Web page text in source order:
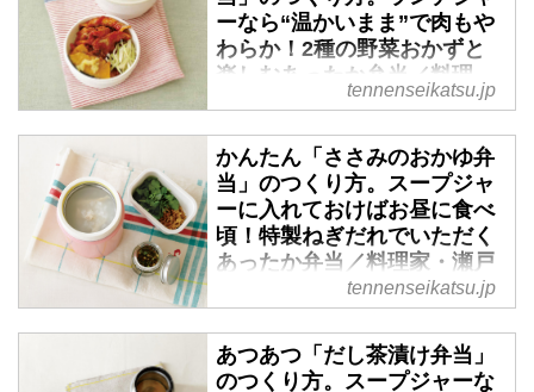
載）
ーなら“温かいまま”で肉もや
わらか！2種の野菜おかずと
楽しむあったか弁当／料理
家・瀬戸口しおりさん - 天然
（『天然生活』2020年4月号掲
載）
tennenseikatsu.jp
かんたん「ささみのおかゆ弁
当」のつくり方。スープジャ
ーに入れておけばお昼に食べ
頃！特製ねぎだれでいただく
あったか弁当／料理家・瀬戸
口しおりさん - 天然生活web
載）
tennenseikatsu.jp
あつあつ「だし茶漬け弁当」
のつくり方。スープジャーな